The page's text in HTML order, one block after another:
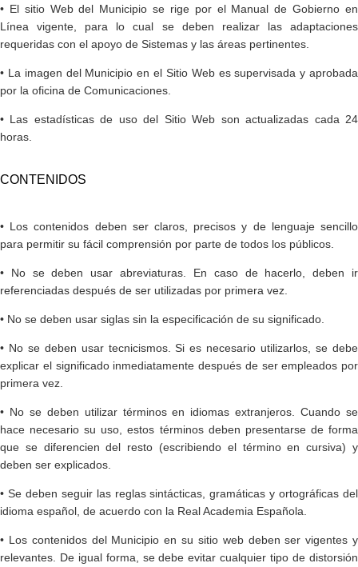
• El sitio Web del Municipio se rige por el Manual de Gobierno en
Línea vigente, para lo cual se deben realizar las adaptaciones
requeridas con el apoyo de Sistemas y las áreas pertinentes.
• La imagen del Municipio en el Sitio Web es supervisada y aprobada
por la oficina de Comunicaciones.
• Las estadísticas de uso del Sitio Web son actualizadas cada 24
horas.
CONTENIDOS
• Los contenidos deben ser claros, precisos y de lenguaje sencillo
para permitir su fácil comprensión por parte de todos los públicos.
• No se deben usar abreviaturas. En caso de hacerlo, deben ir
referenciadas después de ser utilizadas por primera vez.
• No se deben usar siglas sin la especificación de su significado.
• No se deben usar tecnicismos. Si es necesario utilizarlos, se debe
explicar el significado inmediatamente después de ser empleados por
primera vez.
• No se deben utilizar términos en idiomas extranjeros. Cuando se
hace necesario su uso, estos términos deben presentarse de forma
que se diferencien del resto (escribiendo el término en cursiva) y
deben ser explicados.
• Se deben seguir las reglas sintácticas, gramáticas y ortográficas del
idioma español, de acuerdo con la Real Academia Española.
• Los contenidos del Municipio en su sitio web deben ser vigentes y
relevantes. De igual forma, se debe evitar cualquier tipo de distorsión